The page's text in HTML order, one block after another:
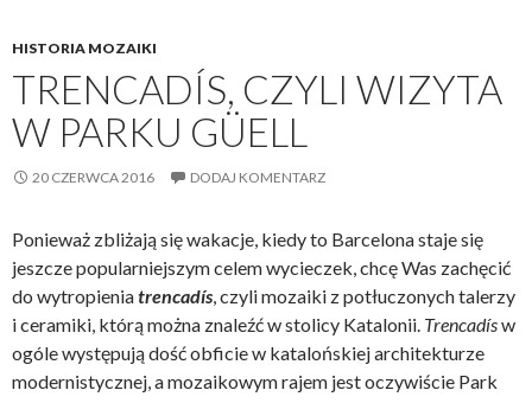
HISTORIA MOZAIKI
TRENCADÍS, CZYLI WIZYTA
W PARKU GÜELL
20 CZERWCA 2016 DODAJ KOMENTARZ
Ponieważ zbliżają się wakacje, kiedy to Barcelona staje się
jeszcze popularniejszym celem wycieczek, chcę Was zachęcić
do wytropieniatrencadís, czyli mozaiki z potłuczonych talerzy
i ceramiki, którą można znaleźć w stolicy Katalonii. Trencadísw
ogóle występują dość obficie w katalońskiej architekturze
modernistycznej, a mozaikowym rajem jest oczywiście Park